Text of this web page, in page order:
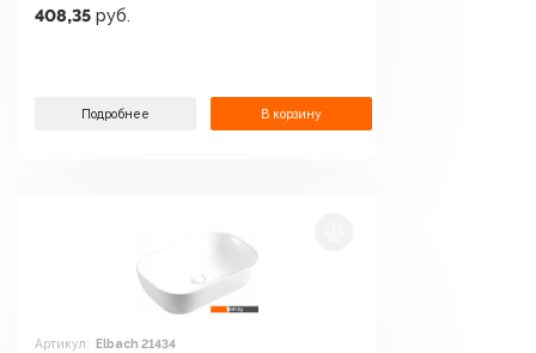
408,35 руб.
Подробнее В корзину
Артикул: Elbach 21434